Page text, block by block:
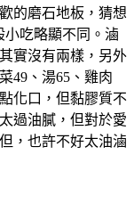
的磨石地板，猜想
小吃略顯不同。滷
實沒有兩樣，另外
49、湯65、雞肉
化口，但黏膠質不
過油膩，但對於愛
，也許不好太油滷